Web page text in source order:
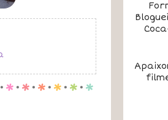
. p . p . p . p . p . p